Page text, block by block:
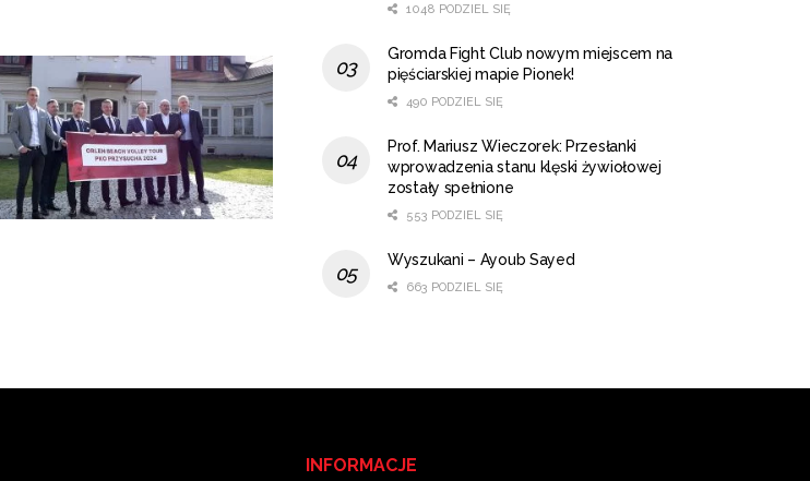
1048 PODZIEL SIĘ
Gromda Fight Club nowym miejscem na
pięściarskiej mapie Pionek!
490 PODZIEL SIĘ
Prof. Mariusz Wieczorek: Przesłanki
wprowadzenia stanu klęski żywiołowej
zostały spełnione
553 PODZIEL SIĘ
Wyszukani – Ayoub Sayed
663 PODZIEL SIĘ
INFORMACJE